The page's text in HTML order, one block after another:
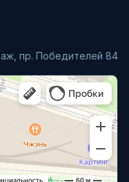
пр. Победителей 84